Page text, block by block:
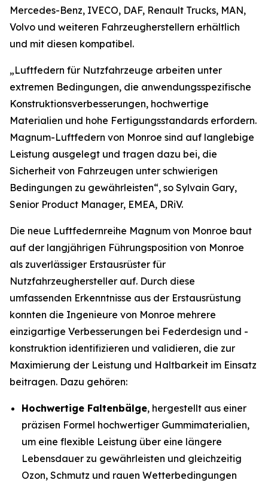
Mercedes-Benz, IVECO, DAF, Renault Trucks, MAN,
Volvo und weiteren Fahrzeugherstellern erhältlich
und mit diesen kompatibel.
„Luftfedern für Nutzfahrzeuge arbeiten unter
extremen Bedingungen, die anwendungsspezifische
Konstruktionsverbesserungen, hochwertige
Materialien und hohe Fertigungsstandards erfordern.
Magnum-Luftfedern von Monroe sind auf langlebige
Leistung ausgelegt und tragen dazu bei, die
Sicherheit von Fahrzeugen unter schwierigen
Bedingungen zu gewährleisten“, so Sylvain Gary,
Senior Product Manager, EMEA, DRiV.
Die neue Luftfedernreihe Magnum von Monroe baut
auf der langjährigen Führungsposition von Monroe
als zuverlässiger Erstausrüster für
Nutzfahrzeughersteller auf. Durch diese
umfassenden Erkenntnisse aus der Erstausrüstung
konnten die Ingenieure von Monroe mehrere
einzigartige Verbesserungen bei Federdesign und -
konstruktion identifizieren und validieren, die zur
Maximierung der Leistung und Haltbarkeit im Einsatz
beitragen. Dazu gehören:
Hochwertige Faltenbälge, hergestellt aus einer
präzisen Formel hochwertiger Gummimaterialien,
um eine flexible Leistung über eine längere
Lebensdauer zu gewährleisten und gleichzeitig
Ozon, Schmutz und rauen Wetterbedingungen